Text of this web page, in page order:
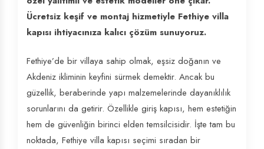
Ücretsiz keşif ve montaj hizmetiyle Fethiye villa
kapısı ihtiyacınıza kalıcı çözüm sunuyoruz.
Fethiye’de bir villaya sahip olmak, eşsiz doğanın ve
Akdeniz ikliminin keyfini sürmek demektir. Ancak bu
güzellik, beraberinde yapı malzemelerinde dayanıklılık
sorunlarını da getirir. Özellikle giriş kapısı, hem estetiğin
hem de güvenliğin birinci elden temsilcisidir. İşte tam bu
noktada, Fethiye villa kapısı seçimi sıradan bir